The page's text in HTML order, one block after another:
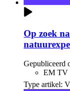
Op zoek
Gepubliceerd
EM TV
Type artikel: